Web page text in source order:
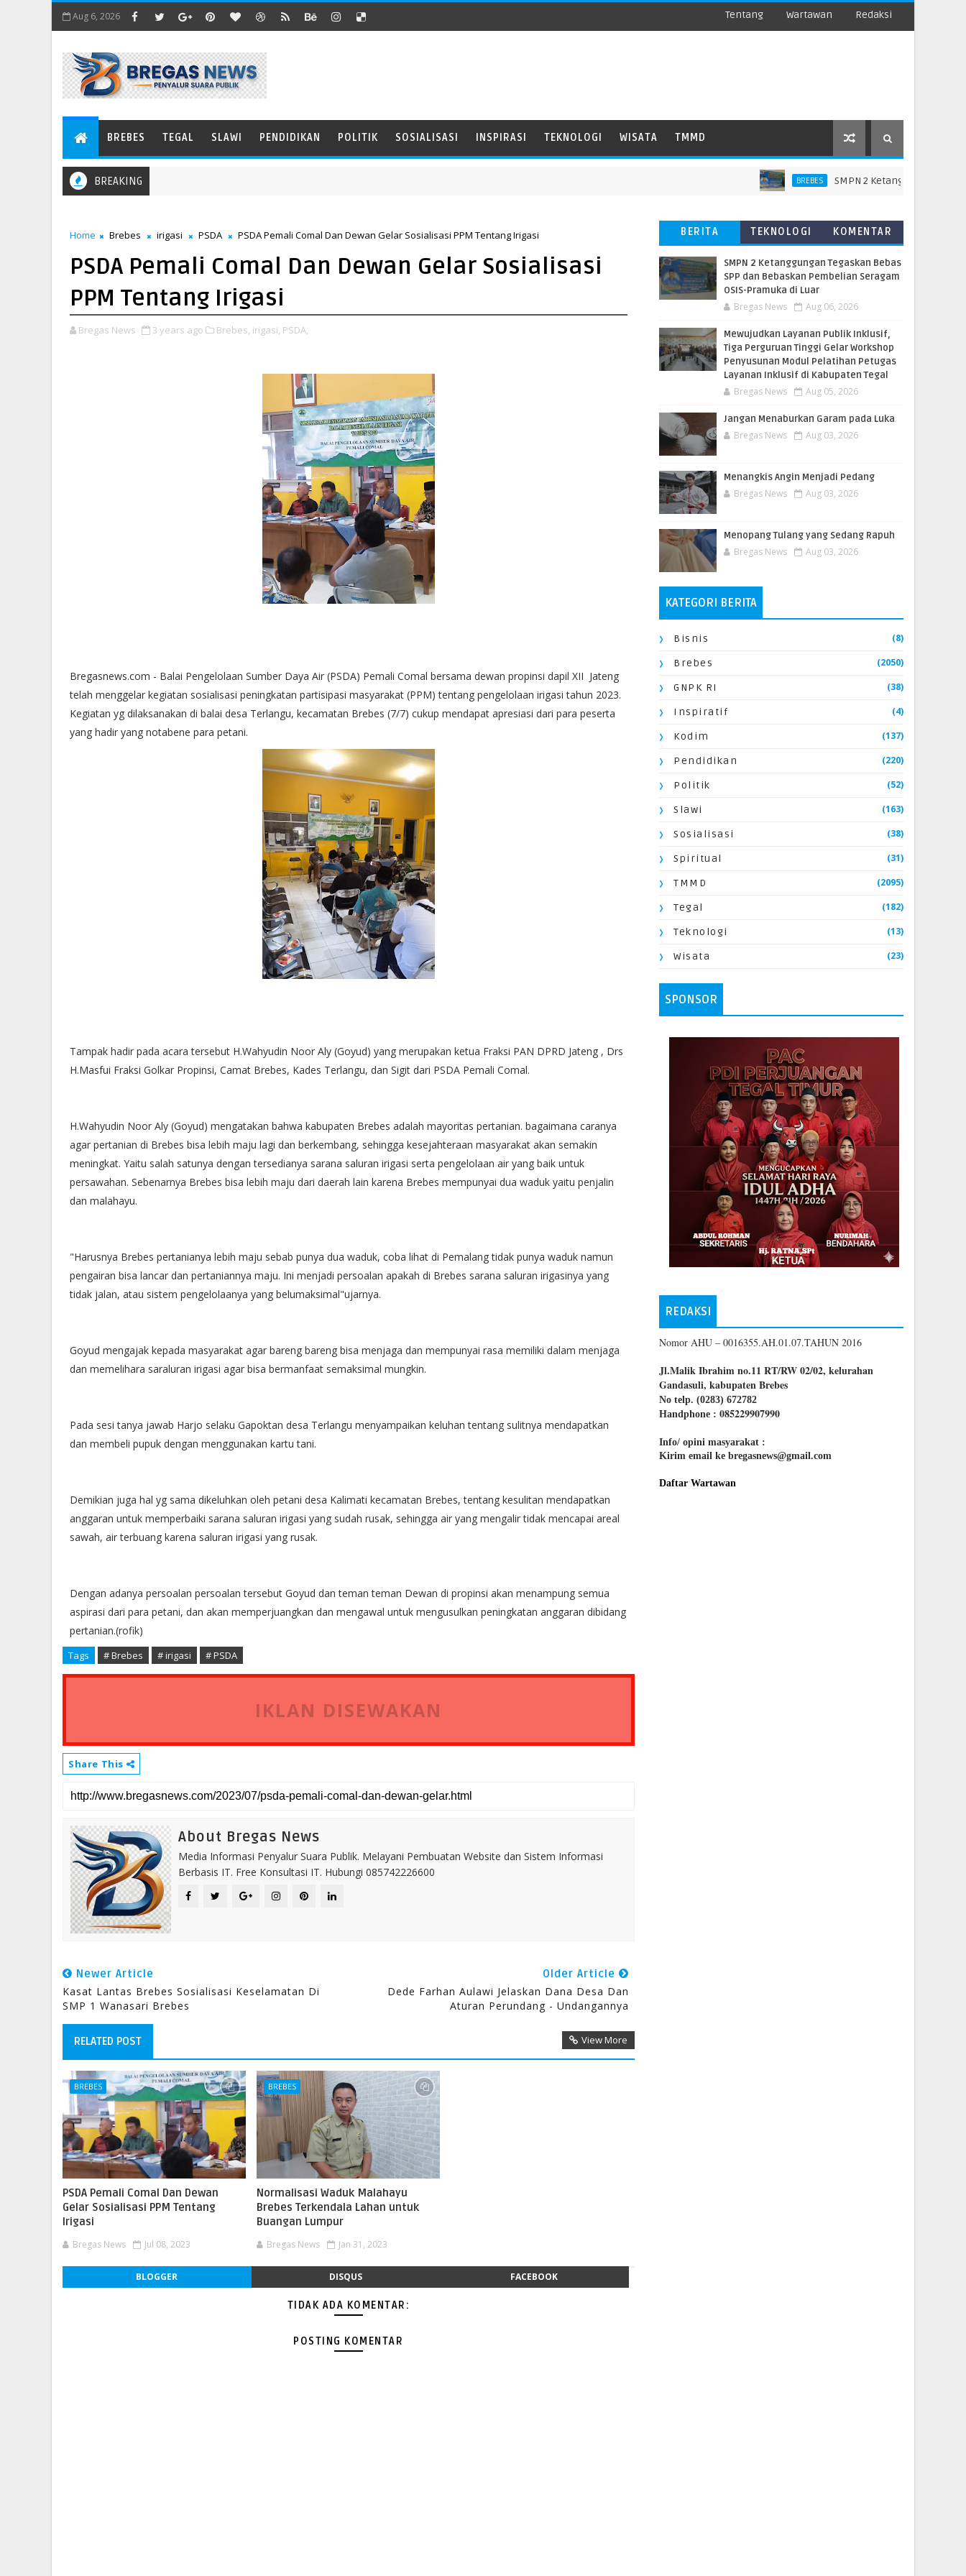
Aug 6, 2026 Tentang Wartawan Redaksi
BREBES TEGAL SLAWI PENDIDIKAN POLITIK SOSIALISASI INSPIRASI TEKNOLOGI WISATA TMMD
BREAKING BREBES SMPN 2 Ketanggungan Tegaskan
Home Brebes irigasi PSDA PSDA Pemali Comal Dan Dewan Gelar Sosialisasi PPM Tentang Irigasi
PSDA Pemali Comal Dan Dewan Gelar Sosialisasi
PPM Tentang Irigasi
Bregas News 3 years ago Brebes, irigasi, PSDA,
Bregasnews.com - Balai Pengelolaan Sumber Daya Air (PSDA) Pemali Comal bersama dewan propinsi dapil XII Jateng
telah menggelar kegiatan sosialisasi peningkatan partisipasi masyarakat (PPM) tentang pengelolaan irigasi tahun 2023.
Kegiatan yg dilaksanakan di balai desa Terlangu, kecamatan Brebes (7/7) cukup mendapat apresiasi dari para peserta
yang hadir yang notabene para petani.
Tampak hadir pada acara tersebut H.Wahyudin Noor Aly (Goyud) yang merupakan ketua Fraksi PAN DPRD Jateng , Drs
H.Masfui Fraksi Golkar Propinsi, Camat Brebes, Kades Terlangu, dan Sigit dari PSDA Pemali Comal.
H.Wahyudin Noor Aly (Goyud) mengatakan bahwa kabupaten Brebes adalah mayoritas pertanian. bagaimana caranya
agar pertanian di Brebes bisa lebih maju lagi dan berkembang, sehingga kesejahteraan masyarakat akan semakin
meningkat. Yaitu salah satunya dengan tersedianya sarana saluran irigasi serta pengelolaan air yang baik untuk
persawahan. Sebenarnya Brebes bisa lebih maju dari daerah lain karena Brebes mempunyai dua waduk yaitu penjalin
dan malahayu.
"Harusnya Brebes pertanianya lebih maju sebab punya dua waduk, coba lihat di Pemalang tidak punya waduk namun
pengairan bisa lancar dan pertaniannya maju. Ini menjadi persoalan apakah di Brebes sarana saluran irigasinya yang
tidak jalan, atau sistem pengelolaanya yang belumaksimal"ujarnya.
Goyud mengajak kepada masyarakat agar bareng bareng bisa menjaga dan mempunyai rasa memiliki dalam menjaga
dan memelihara saraluran irigasi agar bisa bermanfaat semaksimal mungkin.
Pada sesi tanya jawab Harjo selaku Gapoktan desa Terlangu menyampaikan keluhan tentang sulitnya mendapatkan
dan membeli pupuk dengan menggunakan kartu tani.
Demikian juga hal yg sama dikeluhkan oleh petani desa Kalimati kecamatan Brebes, tentang kesulitan mendapatkan
anggaran untuk memperbaiki sarana saluran irigasi yang sudah rusak, sehingga air yang mengalir tidak mencapai areal
sawah, air terbuang karena saluran irigasi yang rusak.
Dengan adanya persoalan persoalan tersebut Goyud dan teman teman Dewan di propinsi akan menampung semua
aspirasi dari para petani, dan akan memperjuangkan dan mengawal untuk mengusulkan peningkatan anggaran dibidang
pertanian.(rofik)
Tags # Brebes # irigasi # PSDA
IKLAN DISEWAKAN
Share This
About Bregas News
Media Informasi Penyalur Suara Publik. Melayani Pembuatan Website dan Sistem Informasi
Berbasis IT. Free Konsultasi IT. Hubungi 085742226600
Newer Article
Kasat Lantas Brebes Sosialisasi Keselamatan Di
SMP 1 Wanasari Brebes
Older Article
Dede Farhan Aulawi Jelaskan Dana Desa Dan
Aturan Perundang - Undangannya
RELATED POST View More
BREBES
PSDA Pemali Comal Dan Dewan
Gelar Sosialisasi PPM Tentang
Irigasi
Bregas News Jul 08, 2023
BREBES
Normalisasi Waduk Malahayu
Brebes Terkendala Lahan untuk
Buangan Lumpur
Bregas News Jan 31, 2023
BLOGGER DISQUS FACEBOOK
TIDAK ADA KOMENTAR:
POSTING KOMENTAR
BERITA
TERBARU
TEKNOLOGI
KOMENTAR
SMPN 2 Ketanggungan Tegaskan Bebas
SPP dan Bebaskan Pembelian Seragam
OSIS-Pramuka di Luar
Bregas News Aug 06, 2026
​Mewujudkan Layanan Publik Inklusif,
Tiga Perguruan Tinggi Gelar Workshop
Penyusunan Modul Pelatihan Petugas
Layanan Inklusif di Kabupaten Tegal
Bregas News Aug 05, 2026
Jangan Menaburkan Garam pada Luka
Bregas News Aug 03, 2026
Menangkis Angin Menjadi Pedang
Bregas News Aug 03, 2026
Menopang Tulang yang Sedang Rapuh
Bregas News Aug 03, 2026
KATEGORI BERITA
Bisnis (8)
Brebes (2050)
GNPK RI (38)
Inspiratif (4)
Kodim (137)
Pendidikan (220)
Politik (52)
Slawi (163)
Sosialisasi (38)
Spiritual (31)
TMMD (2095)
Tegal (182)
Teknologi (13)
Wisata (23)
SPONSOR
REDAKSI
Nomor AHU – 0016355.AH.01.07.TAHUN 2016
Jl.Malik Ibrahim no.11 RT/RW 02/02, kelurahan
Gandasuli, kabupaten Brebes
No telp. (0283) 672782
Handphone : 085229907990
Info/ opini masyarakat :
Kirim email ke bregasnews@gmail.com
Daftar Wartawan